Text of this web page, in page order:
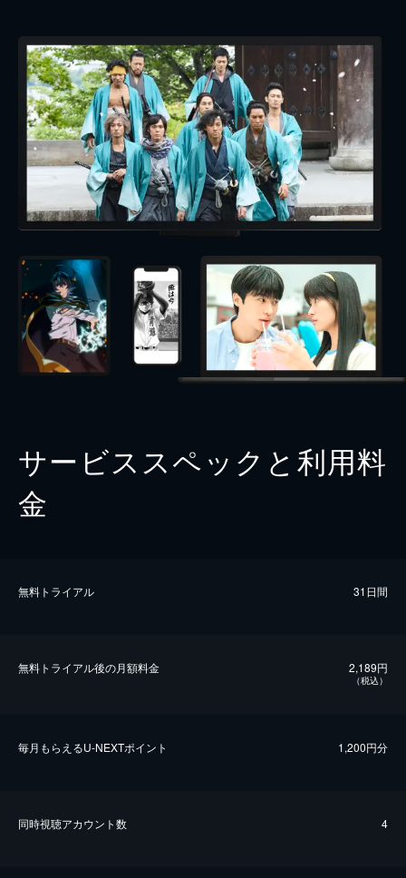
サービススペックと利用料
金
無料トライアル 31日間
無料トライアル後の⽉額料金 2,189円
（税込）
毎⽉もらえるU-NEXTポイント 1,200円分
同時視聴アカウント数 4